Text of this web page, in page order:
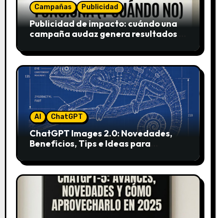
Campañas Publicidad
Publicidad de impacto: cuándo una
campaña audaz genera resultados y
AI ChatGPT
ChatGPT Images 2.0: Novedades,
Beneficios, Tips e Ideas para